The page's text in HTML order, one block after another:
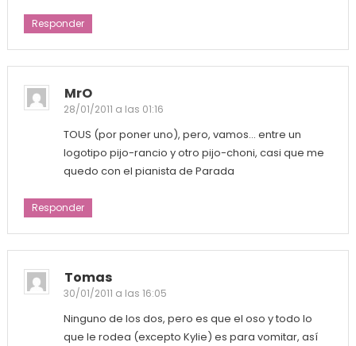
Responder
MrO
28/01/2011 a las 01:16
TOUS (por poner uno), pero, vamos… entre un
logotipo pijo-rancio y otro pijo-choni, casi que me
quedo con el pianista de Parada
Responder
Tomas
30/01/2011 a las 16:05
Ninguno de los dos, pero es que el oso y todo lo
que le rodea (excepto Kylie) es para vomitar, así